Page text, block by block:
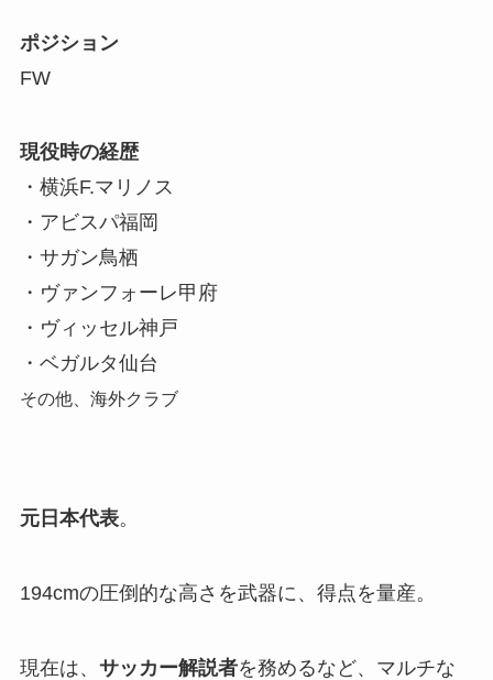
ポジション
FW
現役時の経歴
・横浜F.マリノス
・アビスパ福岡
・サガン鳥栖
・ヴァンフォーレ甲府
・ヴィッセル神戸
・ベガルタ仙台
その他、海外クラブ
元日本代表。
194cmの圧倒的な高さを武器に、得点を量産。
現在は、 サッカー解説者を務めるなど、マルチな